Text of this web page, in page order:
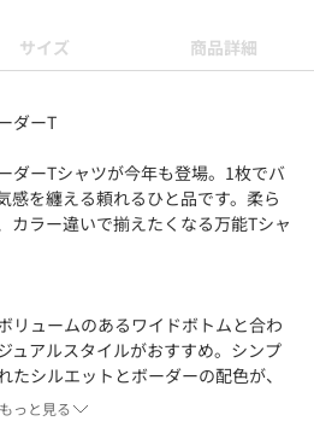
サイズ 商品詳細
ダーT
ダーTシャツが今年も登場。1枚でバ
感を纏える頼れるひと品です。柔ら
カラー違いで揃えたくなる万能Tシャ
リュームのあるワイドボトムと合わ
ュアルスタイルがおすすめ。シンプ
たシルエットとボーダーの配色が、
上げしてくれます。
もっと見る